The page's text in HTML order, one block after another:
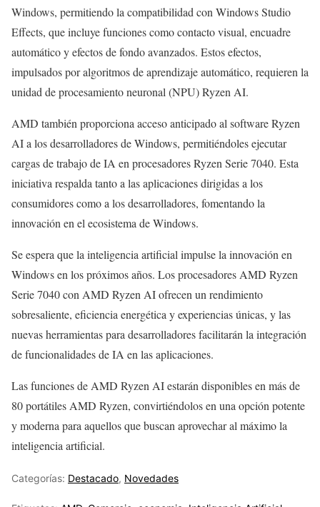
Windows, permitiendo la compatibilidad con Windows Studio
Effects, que incluye funciones como contacto visual, encuadre
automático y efectos de fondo avanzados. Estos efectos,
impulsados por algoritmos de aprendizaje automático, requieren la
unidad de procesamiento neuronal (NPU) Ryzen AI.
AMD también proporciona acceso anticipado al software Ryzen
AI a los desarrolladores de Windows, permitiéndoles ejecutar
cargas de trabajo de IA en procesadores Ryzen Serie 7040. Esta
iniciativa respalda tanto a las aplicaciones dirigidas a los
consumidores como a los desarrolladores, fomentando la
innovación en el ecosistema de Windows.
Se espera que la inteligencia artificial impulse la innovación en
Windows en los próximos años. Los procesadores AMD Ryzen
Serie 7040 con AMD Ryzen AI ofrecen un rendimiento
sobresaliente, eficiencia energética y experiencias únicas, y las
nuevas herramientas para desarrolladores facilitarán la integración
de funcionalidades de IA en las aplicaciones.
Las funciones de AMD Ryzen AI estarán disponibles en más de
80 portátiles AMD Ryzen, convirtiéndolos en una opción potente
y moderna para aquellos que buscan aprovechar al máximo la
inteligencia artificial.
Categorías: Destacado, Novedades